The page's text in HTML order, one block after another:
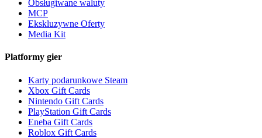
Obsługiwane waluty
MCP
Ekskluzywne Oferty
Media Kit
Platformy gier
Karty podarunkowe Steam
Xbox Gift Cards
Nintendo Gift Cards
PlayStation Gift Cards
Eneba Gift Cards
Roblox Gift Cards